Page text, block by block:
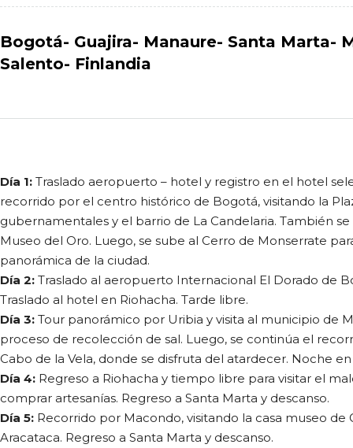
Bogotá- Guajira- Manaure- Santa Marta-
Salento- Finlandia
Día 1: Traslado aeropuerto – hotel y registro en el hotel
recorrido por el centro histórico de Bogotá, visitando la
gubernamentales y el barrio de La Candelaria. También
Museo del Oro. Luego, se sube al Cerro de Monserrate
panorámica de la ciudad.
Día 2: Traslado al aeropuerto Internacional El Dorado de
Traslado al hotel en Riohacha. Tarde libre.
Día 3: Tour panorámico por Uribia y visita al municipio de
proceso de recolección de sal. Luego, se continúa el
Cabo de la Vela, donde se disfruta del atardecer. Noche
Día 4: Regreso a Riohacha y tiempo libre para visitar el
comprar artesanías. Regreso a Santa Marta y descanso.
Día 5: Recorrido por Macondo, visitando la casa museo de
Aracataca. Regreso a Santa Marta y descanso.